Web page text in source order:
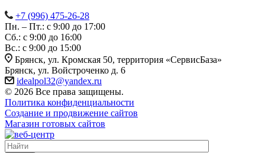
+7 (996) 475-26-28
Пн. – Пт.: с 9:00 до 17:00
Сб.: с 9:00 до 16:00
Bc.: с 9:00 до 15:00
Брянск, ул. Кромская 50, территория «СервисБаза»
Брянск, ул. Войстроченко д. 6
idealpol32@yandex.ru
© 2026 Все права защищены.
Политика конфиденциальности
Создание и продвижение сайтов
Магазин готовых сайтов